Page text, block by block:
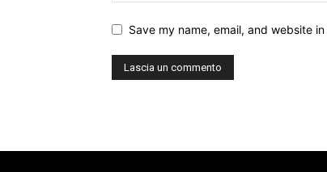
Save my name, email, and website